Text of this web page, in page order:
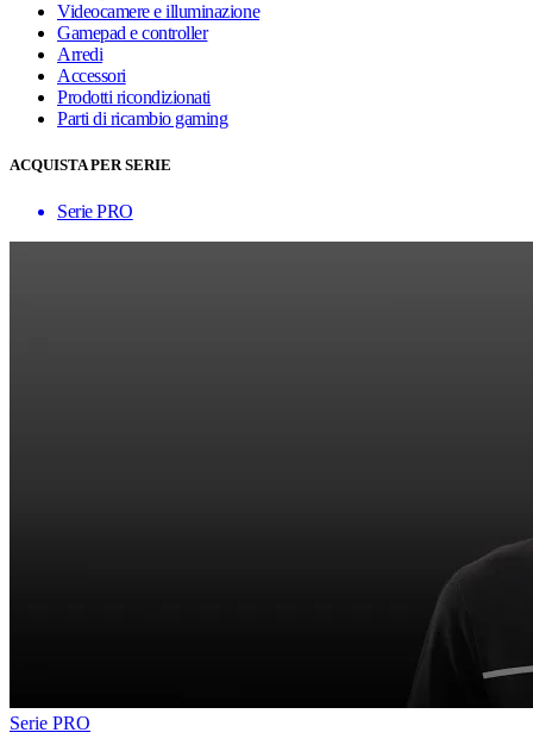
Videocamere e illuminazione
Gamepad e controller
Arredi
Accessori
Prodotti ricondizionati
Parti di ricambio gaming
ACQUISTA PER SERIE
Serie PRO
Serie PRO